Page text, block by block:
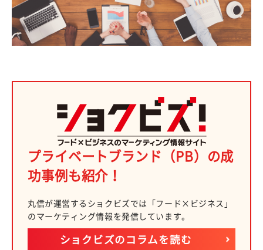
プライベートブランド（PB）の成
功事例も紹介！
丸信が運営するショクビズでは「フード×ビジネス」
のマーケティング情報を発信しています。
ショクビズのコラムを読む